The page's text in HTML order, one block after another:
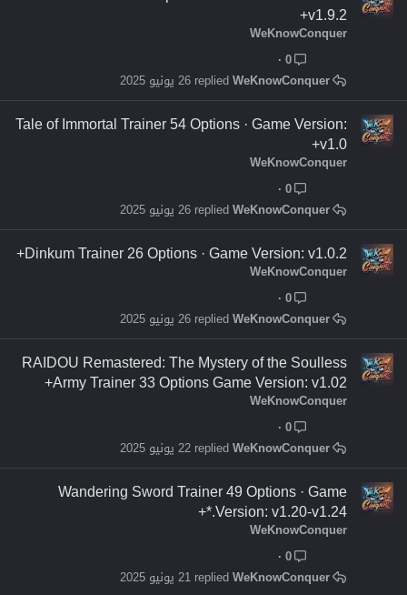
v1.9.2+
WeKnowConquer
0
26 يونيو 2025
WeKnowConquer
Tale of Immortal Trainer 54 Options · Game Version:
v1.0+
WeKnowConquer
0
26 يونيو 2025
WeKnowConquer
Dinkum Trainer 26 Options · Game Version: v1.0.2+
WeKnowConquer
0
26 يونيو 2025
WeKnowConquer
RAIDOU Remastered: The Mystery of the Soulless
Army Trainer 33 Options Game Version: v1.02+
WeKnowConquer
0
22 يونيو 2025
WeKnowConquer
Wandering Sword Trainer 49 Options · Game
Version: v1.20-v1.24.*+
WeKnowConquer
0
21 يونيو 2025
WeKnowConquer